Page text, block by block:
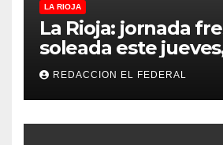
LA RIOJA
La Rioja: jornada
soleada este
temperaturas
el viernes
REDACCION EL FEDERAL